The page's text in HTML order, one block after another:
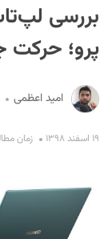
بررسی
پرو؛
امید اعظمی
۱۹ اسفند ۱۳۹۸ زمان مطالعه :